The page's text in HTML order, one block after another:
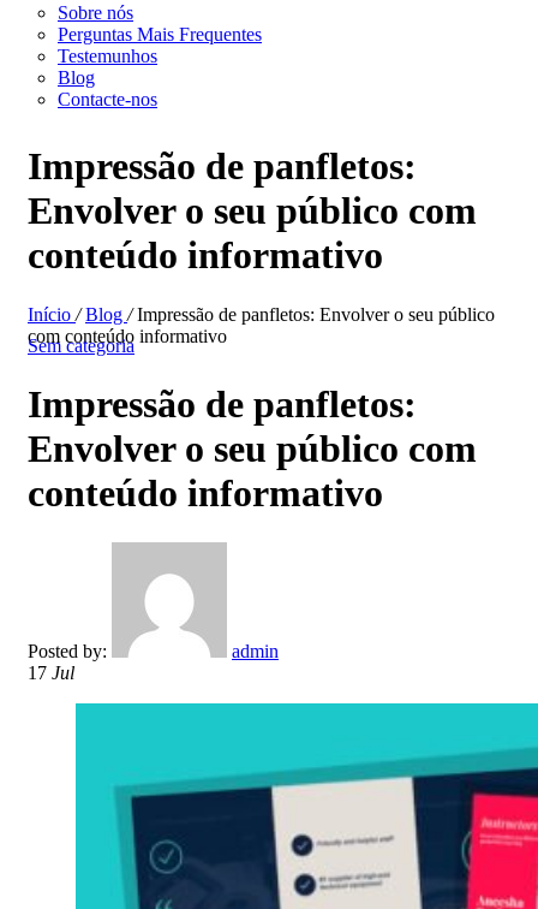
Sobre nós
Perguntas Mais Frequentes
Testemunhos
Blog
Contacte-nos
Impressão de panfletos:
Envolver o seu público com
conteúdo informativo
Início /Blog /Impressão de panfletos: Envolver o seu público
com conteúdo informativo
Sem categoria
Impressão de panfletos:
Envolver o seu público com
conteúdo informativo
Posted by:
admin
17 Jul